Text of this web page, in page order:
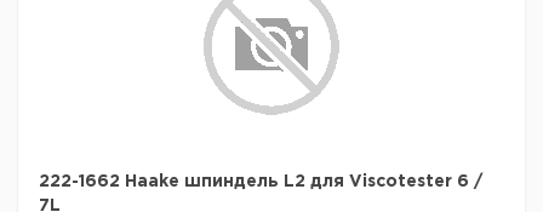
222-1662 Haake шпиндель L2 для Viscotester 6 /
7L